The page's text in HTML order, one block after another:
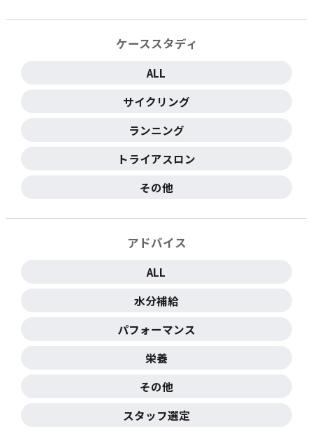
ケーススタディ
ALL
サイクリング
ランニング
トライアスロン
その他
アドバイス
ALL
水分補給
パフォーマンス
栄養
その他
スタッフ選定